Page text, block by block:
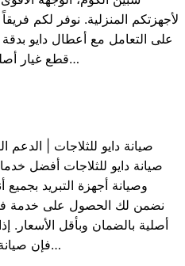
لأجهزتكم المنزلية. نوفر لكم
على التعامل مع أعطال دايو
قطع غيار أصلية 100% لضمان جودة التشغيل…
صيانة دايو للثلاجات | الدعم
صيانة دايو للثلاجات أفضل
وصيانة أجهزة التبريد
نضمن لك الحصول على خدمة
أصلية بالضمان وبأقل الأسعار.
فإن صيانة دايو للثلاجات هي خيارك الأمثل…